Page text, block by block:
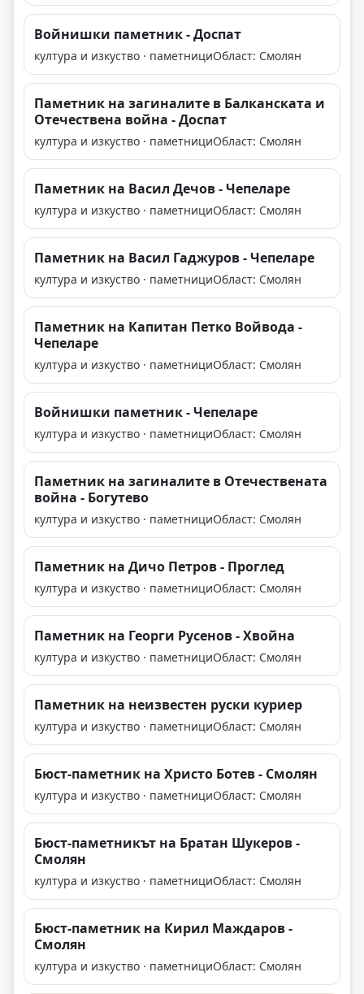
Войнишки паметник - Доспат
култура и изкуство · паметнициОбласт: Смолян
Паметник на загиналите в Балканската и
Отечествена война - Доспат
култура и изкуство · паметнициОбласт: Смолян
Паметник на Васил Дечов - Чепеларе
култура и изкуство · паметнициОбласт: Смолян
Паметник на Васил Гаджуров - Чепеларе
култура и изкуство · паметнициОбласт: Смолян
Паметник на Капитан Петко Войвода -
Чепеларе
култура и изкуство · паметнициОбласт: Смолян
Войнишки паметник - Чепеларе
култура и изкуство · паметнициОбласт: Смолян
Паметник на загиналите в Отечествената
война - Богутево
култура и изкуство · паметнициОбласт: Смолян
Паметник на Дичо Петров - Проглед
култура и изкуство · паметнициОбласт: Смолян
Паметник на Георги Русенов - Хвойна
култура и изкуство · паметнициОбласт: Смолян
Паметник на неизвестен руски куриер
култура и изкуство · паметнициОбласт: Смолян
Бюст-паметник на Христо Ботев - Смолян
култура и изкуство · паметнициОбласт: Смолян
Бюст-паметникът на Братан Шукеров -
Смолян
култура и изкуство · паметнициОбласт: Смолян
Бюст-паметник на Кирил Маждаров -
Смолян
култура и изкуство · паметнициОбласт: Смолян